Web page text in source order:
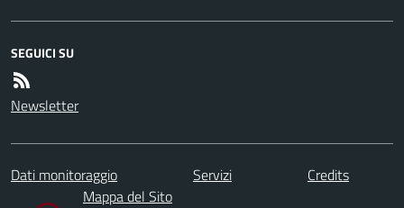
SEGUICI SU
Newsletter
Dati monitoraggio Servizi
Credits
Mappa del Sito